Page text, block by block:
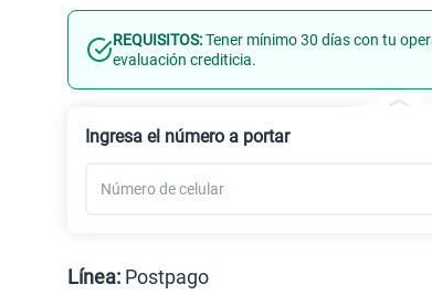
Línea Nueva Portabilidad
REQUISITOS:Tener mínimo 30 días con tu
evaluación crediticia.
Ingresa el número a portar
Línea: Postpago